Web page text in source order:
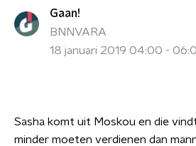
Gaan!
BNNVARA
18 januari 2019 04:00 -
Sasha komt uit Moskou en die
minder moeten verdienen dan